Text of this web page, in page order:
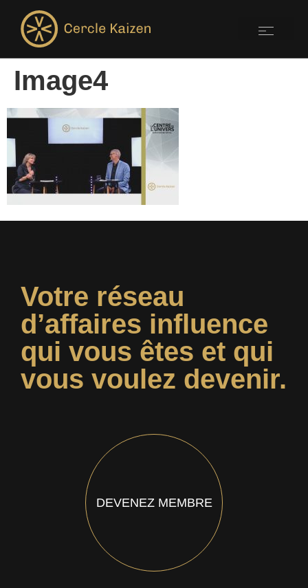
Image4
Votre réseau
d’affaires influence
qui vous êtes et qui
vous voulez devenir.
DEVENEZ MEMBRE